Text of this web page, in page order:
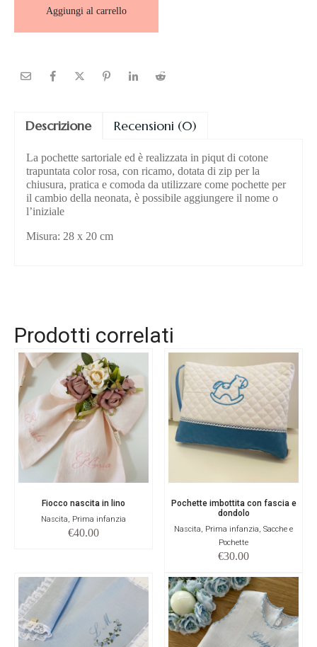
Aggiungi al carrello
Descrizione Recensioni (0)
La pochette sartoriale ed è realizzata in piqut di cotone
trapuntata color rosa, con ricamo, dotata di zip per la
chiusura, pratica e comoda da utilizzare come pochette per
il cambio della neonata, è possibile aggiungere il nome o
l’iniziale
Misura: 28 x 20 cm
Prodotti correlati
Fiocco nascita in lino
Nascita, Prima infanzia
€40.00
Pochette imbottita con fascia e
dondolo
Nascita, Prima infanzia, Sacche e
Pochette
€30.00